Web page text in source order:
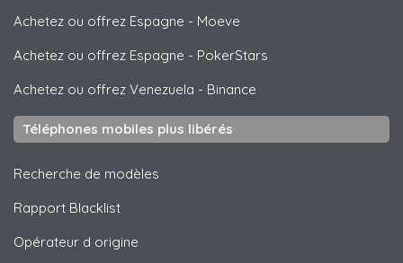
Achetez ou offrez Espagne - Moeve
Achetez ou offrez Espagne - PokerStars
Achetez ou offrez Venezuela - Binance
Téléphones mobiles plus libérés
Recherche de modèles
Rapport Blacklist
Opérateur d origine